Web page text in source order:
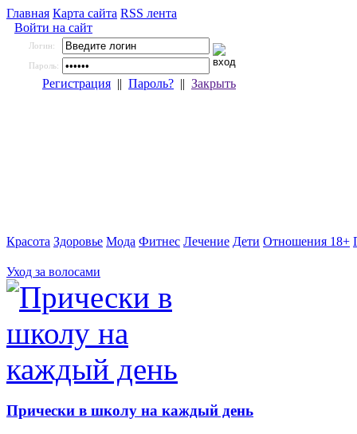
Главная Карта сайта RSS лента
Войти на сайт
Логин:
Пароль:
Регистрация || Пароль? || Закрыть
Красота Здоровье Мода Фитнес Лечение Дети Отношения 18+
Уход за волосами
Прически в школу на каждый день